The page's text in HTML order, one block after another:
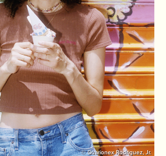
© Guarionex Rodriguez, Jr.